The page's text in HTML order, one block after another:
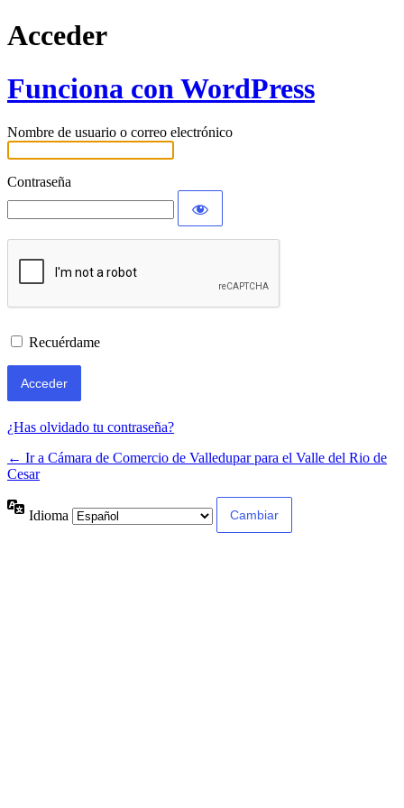
Acceder
Funciona con WordPress
Nombre de usuario o correo electrónico
Contraseña
Recuérdame
¿Has olvidado tu contraseña?
← Ir a Cámara de Comercio de Valledupar para el Valle del Rio de
Cesar
Idioma